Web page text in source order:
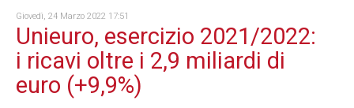
Giovedì, 24 Marzo 2022 17:51
Unieuro, esercizio 2021/2022:
i ricavi oltre i 2,9 miliardi di
euro (+9,9%)